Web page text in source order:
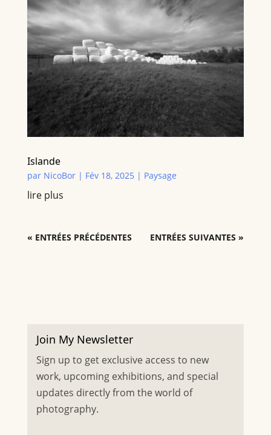
Islande
par NicoBor| Fév 18, 2025| Paysage
lire plus
« ENTRÉES PRÉCÉDENTES ENTRÉES SUIVANTES »
Join My Newsletter
Sign up to get exclusive access to new
work, upcoming exhibitions, and special
updates directly from the world of
photography.